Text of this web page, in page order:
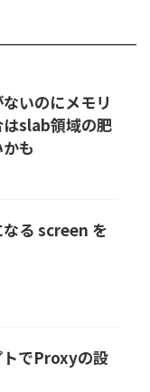
いのにメモリ
slab領域の肥
も
る screen を
トでProxyの設